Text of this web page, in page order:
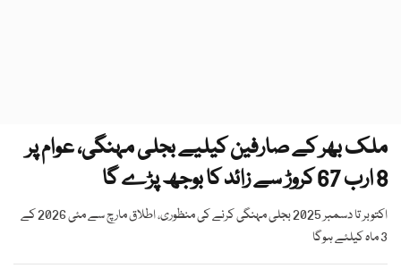
ملک بھر کے صارفین کیلیے بجلی مہنگی، عوام پر
8 ارب 67 کروڑ سے زائد کا بوجھ پڑے گا
اکتوبر تا دسمبر 2025 بجلی مہنگی کرنے کی منظوری، اطلاق مارچ سے مئی 2026 کے
3 ماہ کیلئے ہوگا